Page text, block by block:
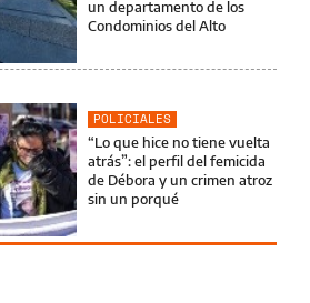
un departamento de los
Condominios del Alto
POLICIALES
“Lo que hice no tiene vuelta
atrás”: el perfil del femicida
de Débora y un crimen atroz
sin un porqué